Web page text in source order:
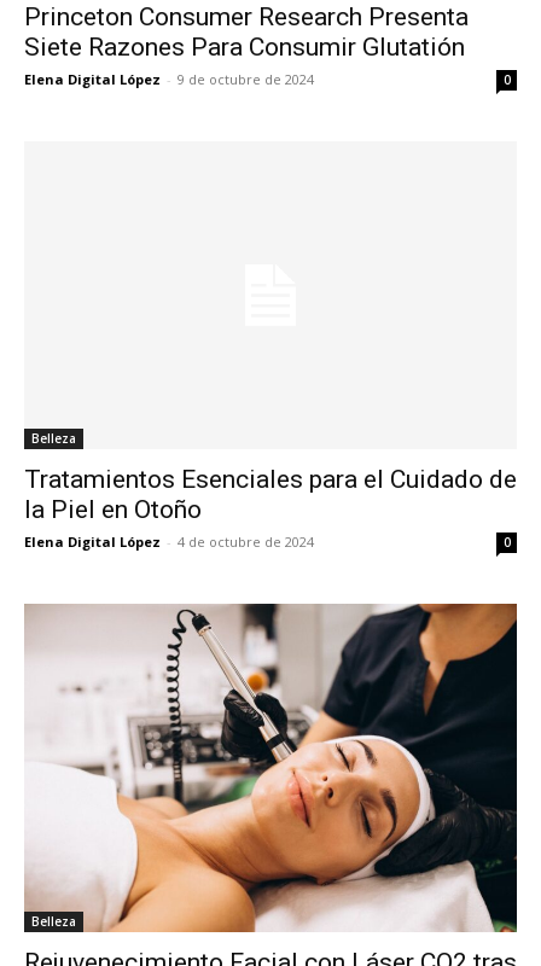
Princeton Consumer Research Presenta
Siete Razones Para Consumir Glutatión
Elena Digital López - 9 de octubre de 2024 0
Belleza
Tratamientos Esenciales para el Cuidado de
la Piel en Otoño
Elena Digital López - 4 de octubre de 2024 0
Belleza